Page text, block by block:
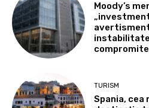
Moody’s
TURISM
Spania,